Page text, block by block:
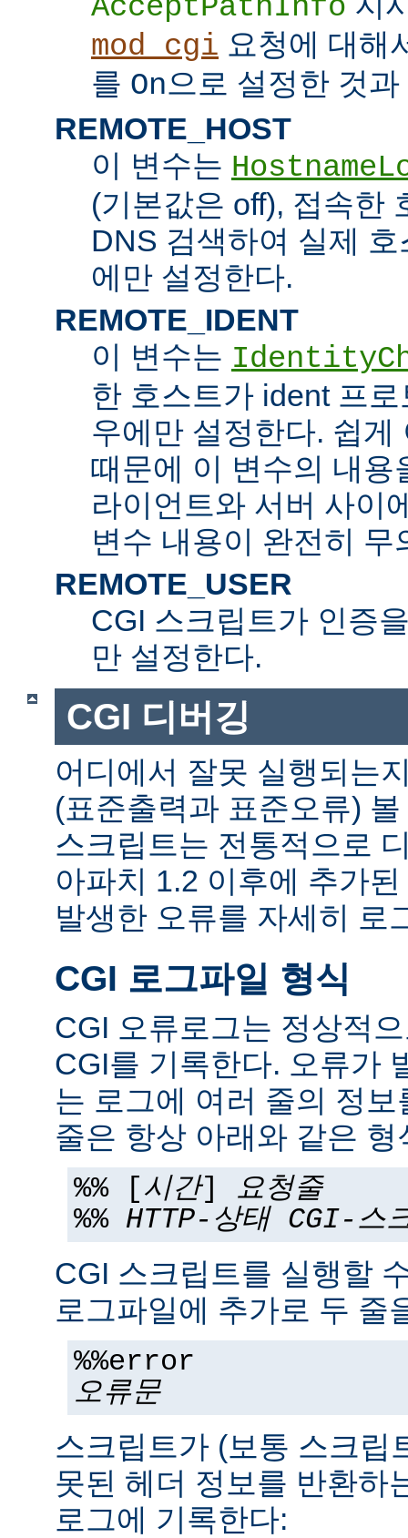
AcceptPathInfo
mod_cgi 요청에 대해
를 On으로 설정한 것과
REMOTE_HOST
이 변수는
(기본값은 off), 접속한
DNS 검색하여 실제
에만 설정한다.
REMOTE_IDENT
이 변수는
한 호스트가 ident 프
우에만 설정한다. 쉽게
때문에 이 변수의 내용
라이언트와 서버 사이
변수 내용이 완전히
REMOTE_USER
CGI 스크립트가 인증
만 설정한다.
CGI 디버깅
어디에서 잘못 실행되는
(표준출력과 표준오류)
스크립트는 전통적으로
아파치 1.2 이후에 추가
발생한 오류를 자세히 로
CGI 로그파일 형식
CGI 오류로그는 정상적
CGI를 기록한다. 오류가
는 로그에 여러 줄의 정
줄은 항상 아래와 같은 형
%% [시간] 요청줄
%% HTTP-상태 CGI-스
CGI 스크립트를 실행할
로그파일에 추가로 두 줄
%%error
오류문
스크립트가 (보통 스크립
못된 헤더 정보를 반환하
로그에 기록한다: